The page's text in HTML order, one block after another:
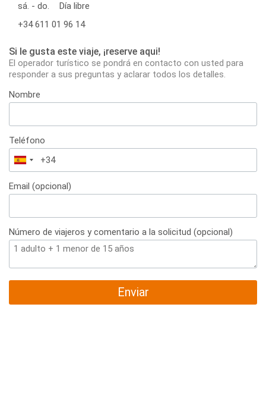
sá. - do.
Día libre
+34 611 01 96 14
Si le gusta este viaje, ¡reserve aqui!
El operador turístico se pondrá en contacto con usted para
responder a sus preguntas y aclarar todos los detalles.
Nombre
Teléfono
España
+34
Email (opcional)
Número de viajeros y comentario a la solicitud (opcional)
Enviar